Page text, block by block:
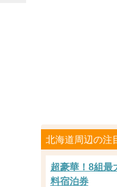
北海道周辺の注
超豪華！8組最
料宿泊券